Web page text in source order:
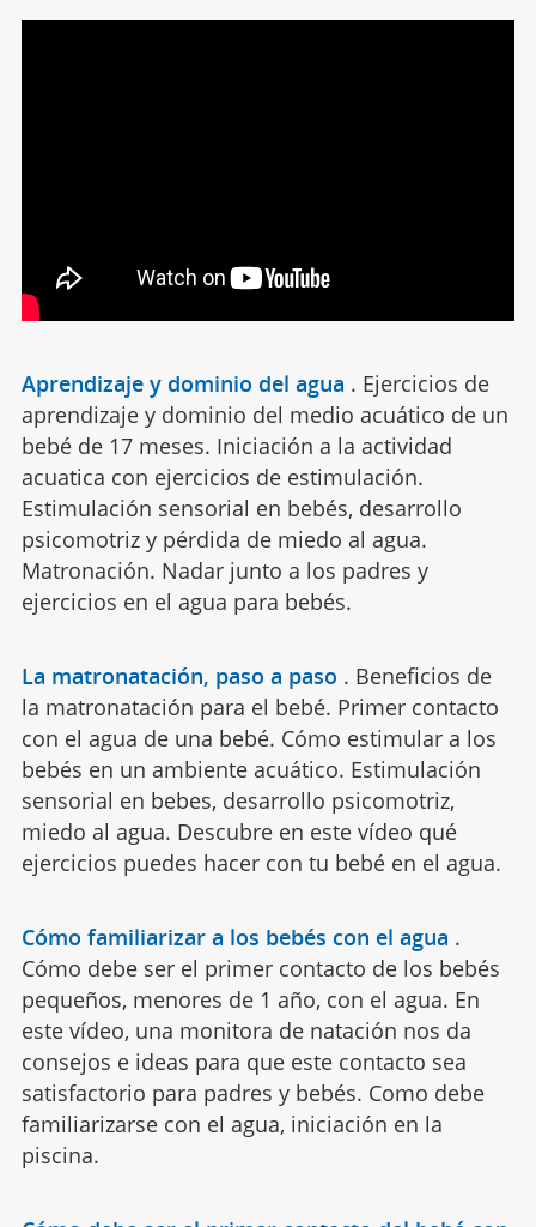
Aprendizaje y dominio del agua . Ejercicios de
aprendizaje y dominio del medio acuático de un
bebé de 17 meses. Iniciación a la actividad
acuatica con ejercicios de estimulación.
Estimulación sensorial en bebés, desarrollo
psicomotriz y pérdida de miedo al agua.
Matronación. Nadar junto a los padres y
ejercicios en el agua para bebés.
La matronatación, paso a paso . Beneficios de
la matronatación para el bebé. Primer contacto
con el agua de una bebé. Cómo estimular a los
bebés en un ambiente acuático. Estimulación
sensorial en bebes, desarrollo psicomotriz,
miedo al agua. Descubre en este vídeo qué
ejercicios puedes hacer con tu bebé en el agua.
Cómo familiarizar a los bebés con el agua .
Cómo debe ser el primer contacto de los bebés
pequeños, menores de 1 año, con el agua. En
este vídeo, una monitora de natación nos da
consejos e ideas para que este contacto sea
satisfactorio para padres y bebés. Como debe
familiarizarse con el agua, iniciación en la
piscina.